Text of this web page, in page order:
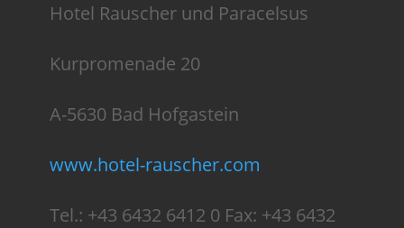
Hotel Rauscher und Paracelsus
Kurpromenade 20
A-5630 Bad Hofgastein
www.hotel-rauscher.com
Tel.: +43 6432 6412 0 Fax: +43 6432